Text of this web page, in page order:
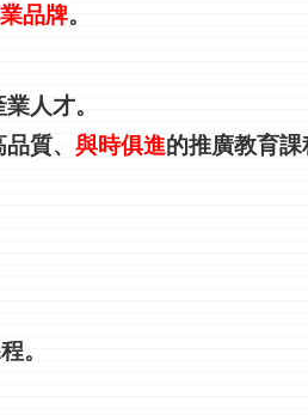
品牌。
人才。
質、 與時俱進的推廣教育課
。